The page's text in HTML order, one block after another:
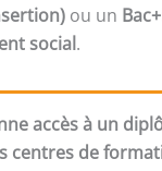
ou un
social.
accès à un
centres de